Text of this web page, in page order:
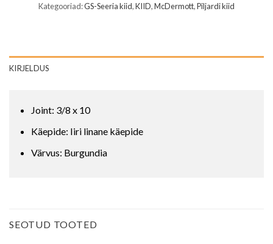
Kategooriad:GS-Seeria kiid,KIID,McDermott,Piljardi kiid
KIRJELDUS
Joint: 3/8 x 10
Käepide: Iiri linane käepide
Värvus: Burgundia
SEOTUD TOOTED